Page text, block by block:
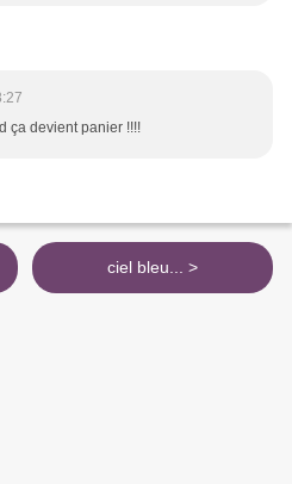
ça devient panier !!!!
ciel bleu... >